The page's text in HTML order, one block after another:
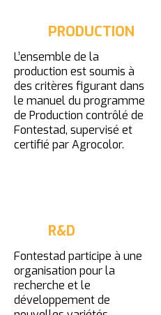
PRODUCTION
L’ensemble de la
production est soumis à
des critères figurant dans
le manuel du programme
de Production contrôlé de
Fontestad, supervisé et
certifié par Agrocolor.
R&D
Fontestad participe à une
organisation pour la
recherche et le
développement de